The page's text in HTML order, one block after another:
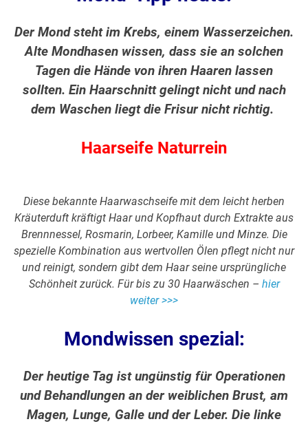
Der Mond steht im Krebs, einem Wasserzeichen.
Alte Mondhasen wissen, dass sie an solchen
Tagen die Hände von ihren Haaren lassen
sollten. Ein Haarschnitt gelingt nicht und nach
dem Waschen liegt die Frisur nicht richtig.
Haarseife Naturrein
Diese bekannte Haarwaschseife mit dem leicht herben
Kräuterduft kräftigt Haar und Kopfhaut durch Extrakte aus
Brennnessel, Rosmarin, Lorbeer, Kamille und Minze. Die
spezielle Kombination aus wertvollen Ölen pflegt nicht nur
und reinigt, sondern gibt dem Haar seine ursprüngliche
Schönheit zurück. Für bis zu 30 Haarwäschen – hier
weiter >>>
Mondwissen spezial:
Der heutige Tag ist ungünstig für Operationen
und Behandlungen an der weiblichen Brust, am
Magen, Lunge, Galle und der Leber. Die linke